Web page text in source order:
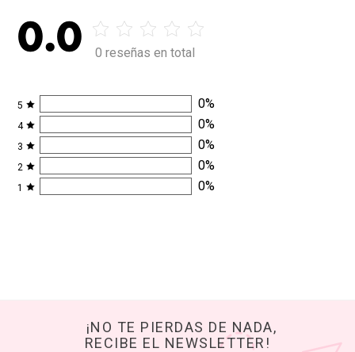
0.0 0 reseñas en total
5 0%
4 0%
3 0%
2 0%
1 0%
¡NO TE PIERDAS DE NADA,
RECIBE EL NEWSLETTER!